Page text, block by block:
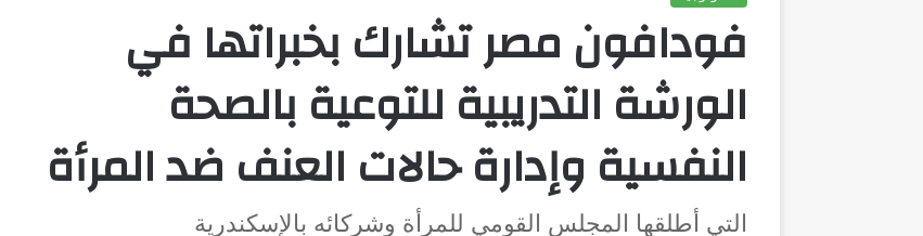
فودافون مصر تشارك بخبراتها في
الورشة التدريبية للتوعية بالصحة
النفسية وإدارة حالات العنف ضد المرأة
التي أطلقها المجلس القومي للمرأة وشركائه بالإسكندرية